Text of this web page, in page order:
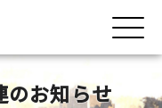
のお知らせ